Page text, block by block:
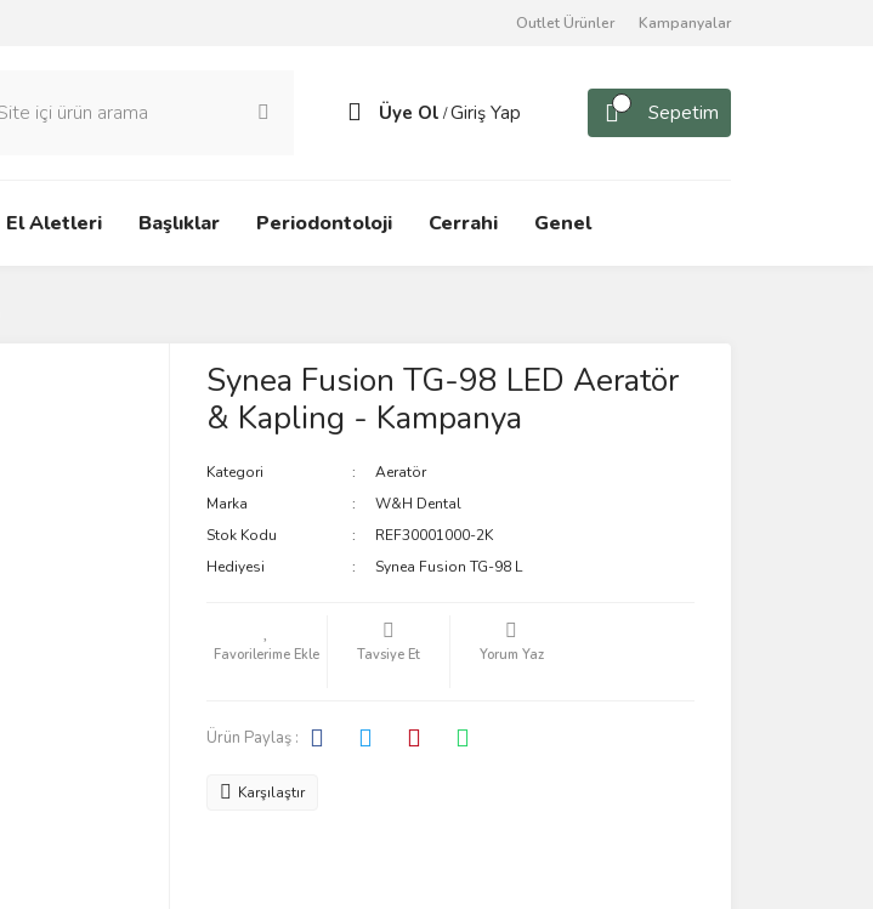
Outlet Ürünler Kampanyalar
Üye Ol /Giriş Yap Sepetim
El Aletleri Başlıklar Periodontoloji Cerrahi Genel
Synea Fusion TG-98 LED Aeratör
& Kapling - Kampanya
Kategori
Aeratör
Marka
W&H Dental
Stok Kodu
REF30001000-2K
Hediyesi
Synea Fusion TG-98 L
Tavsiye Et Yorum Yaz
Ürün Paylaş :
Karşılaştır